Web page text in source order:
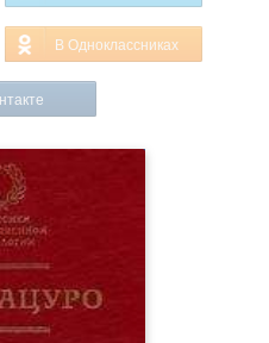
В Одноклассниках